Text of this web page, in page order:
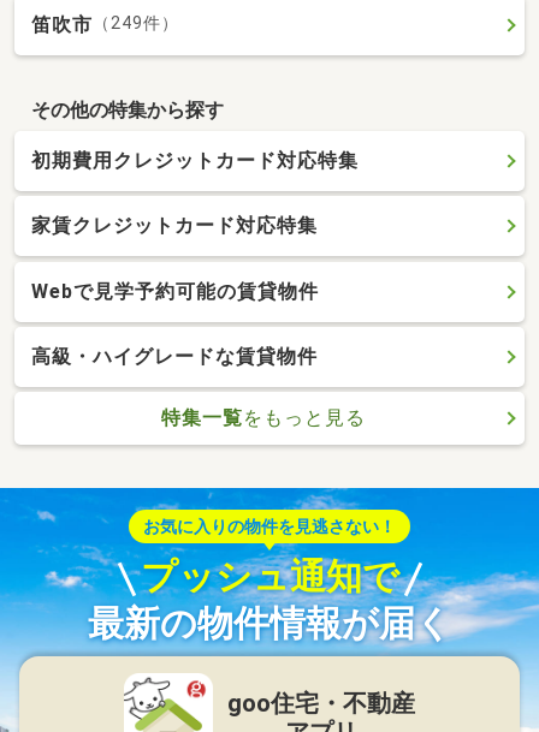
笛吹市 （249件）
その他の特集から探す
初期費用クレジットカード対応特集
家賃クレジットカード対応特集
Webで見学予約可能の賃貸物件
高級・ハイグレードな賃貸物件
特集一覧をもっと見る
お気に入りの物件を見逃さない！
プッシュ通知で
最新の物件情報が届く
goo住宅・不動産